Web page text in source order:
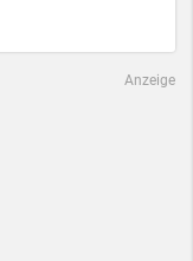
Anzeige